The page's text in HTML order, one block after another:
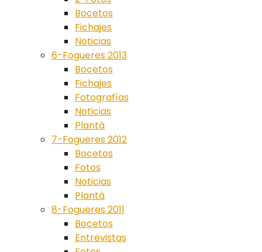
Bocetos
Fichajes
Noticias
6-Fogueres 2013
Bocetos
Fichajes
Fotografías
Noticias
Plantà
7-Fogueres 2012
Bocetos
Fotos
Noticias
Plantà
8-Fogueres 2011
Bocetos
Entrevistas